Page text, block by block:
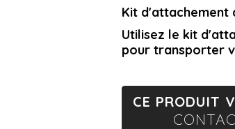
Kit d'attachement
Utilisez le kit
pour transporter
CE PRODUIT